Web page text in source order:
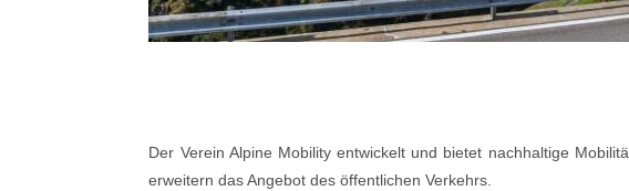
Der Verein Alpine Mobility entwickelt und bietet nachhaltige
erweitern das Angebot des öffentlichen Verkehrs.